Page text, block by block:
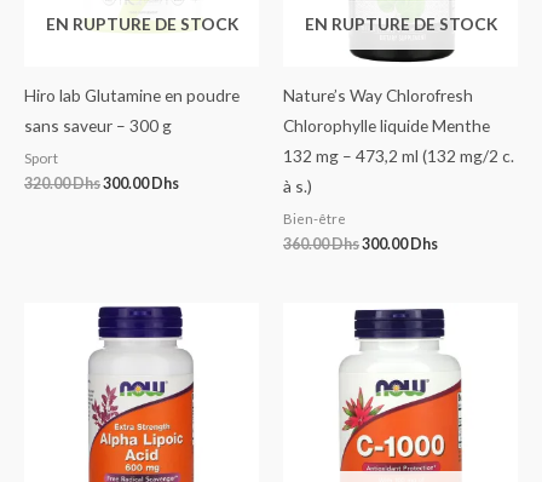
EN RUPTURE DE STOCK
Hiro lab Glutamine en poudre
sans saveur – 300 g
Sport
320.00Dhs300.00Dhs
EN RUPTURE DE STOCK
Nature’s Way Chlorofresh
Chlorophylle liquide Menthe
132 mg – 473,2 ml (132 mg/2 c.
à s.)
Bien-être
360.00Dhs300.00Dhs